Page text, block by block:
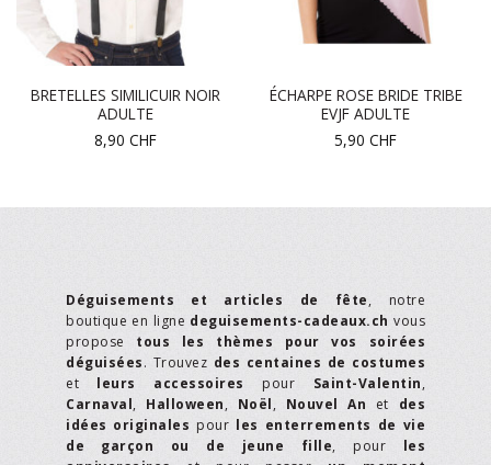
BRETELLES SIMILICUIR NOIR
ADULTE
8,90 CHF
ÉCHARPE ROSE BRIDE TRIBE
EVJF ADULTE
5,90 CHF
Déguisements et articles de fête, notre
boutique en ligne deguisements-cadeaux.ch vous
propose tous les thèmes pour vos soirées
déguisées. Trouvez des centaines de costumes
et leurs accessoires pour Saint-Valentin,
Carnaval, Halloween, Noël, Nouvel An et des
idées originales pour les enterrements de vie
de garçon ou de jeune fille, pour les